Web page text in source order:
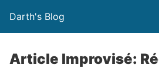
Darth's Blog
Article Improvisé: